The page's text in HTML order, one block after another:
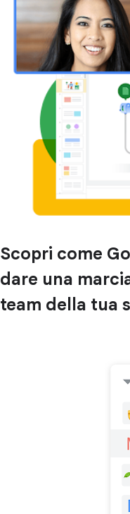
Scopri come
dare una
team della tua